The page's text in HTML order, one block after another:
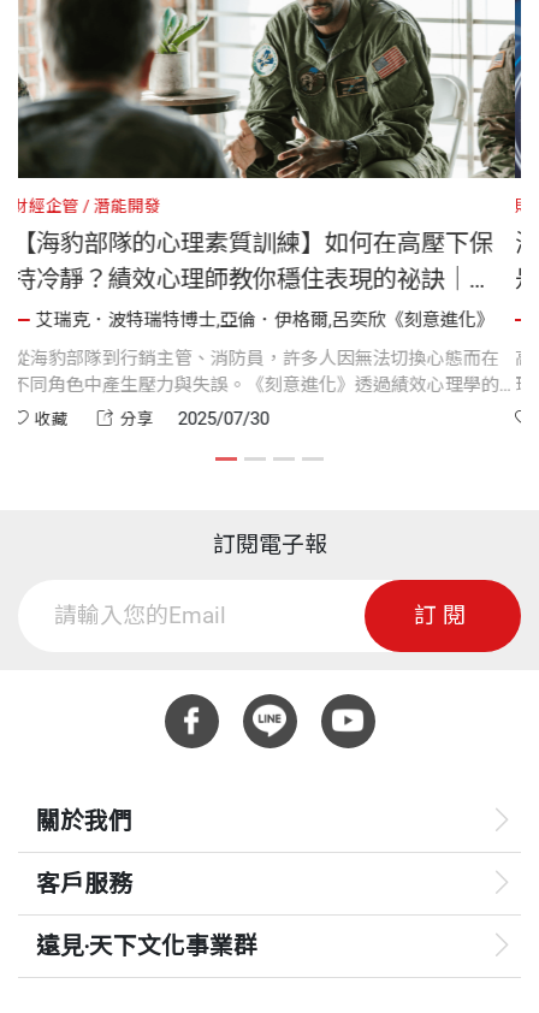
你快速降壓又
奕欣《刻意進化》
《刻意進化》 教你
隊、醫師到運動教練
身心韌性、調節自
【海豹部隊的心理素質訓練】如
持冷靜？績效心理師教你穩住表
《刻意進化》
艾瑞克．波特瑞特博士,亞倫．伊格爾,呂
從海豹部隊到行銷主管、消防員，許多人因
不同角色中產生壓力與失誤。《刻意進化》
訓練與儀式設計，可有效轉換心態、強化表
收藏
訂閱電子報
訂閱
關於我們
客戶服務
遠見‧天下文化事業群